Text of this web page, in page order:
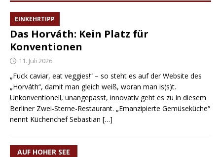
EINKEHRTIPP
Das Horváth: Kein Platz für
Konventionen
11. Juli 2026
„Fuck caviar, eat veggies!“ – so steht es auf der Website des
„Horváth“, damit man gleich weiß, woran man is(s)t.
Unkonventionell, unangepasst, innovativ geht es zu in diesem
Berliner Zwei-Sterne-Restaurant. „Emanzipierte Gemüseküche“
nennt Küchenchef Sebastian […]
AUF HOHER SEE